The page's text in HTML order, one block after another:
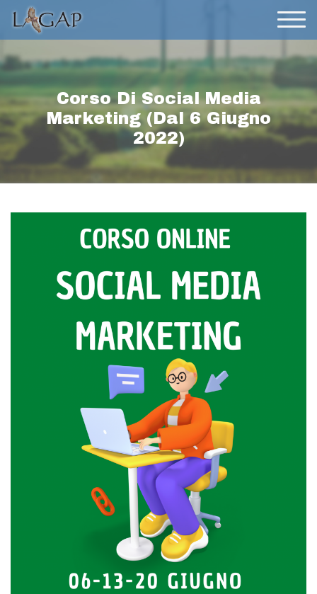
Corso Di Social Media
Marketing (dal 6 Giugno
2022)